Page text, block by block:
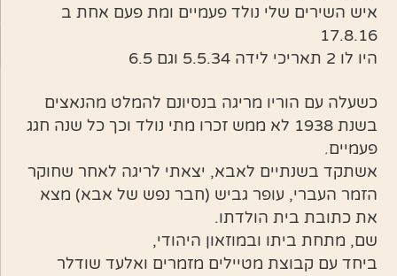
איש השירים שלי נולד פעמיים ומת פעם אחת ב
17.8.16
היו לו 2 תאריכי לידה 5.5.34 וגם 6.5
כשעלה עם הוריו מריגה בנסיונם להמלט מהנאצים
בשנת 1938 לא ממש זכרו מתי נולד וכך כל שנה חגג
פעמיים.
אשתקד בשנתיים לאבא, יצאתי לריגה לאחר שחוקר
הזמר העברי, עופר גביש (חבר נפש של אבא) מצא
את כתובת בית הולדתו.
שם, מתחת ביתו ובמוזאון היהודי,
ביחד עם קבוצת מטיילים מזמרים ואלעד שודלר